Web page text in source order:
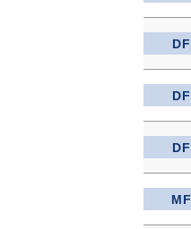
DF
DF
DF
MF